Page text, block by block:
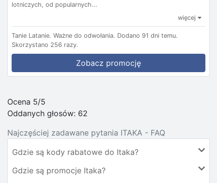
lotniczych, od popularnych...
więcej
Tanie Latanie. Ważne do odwołania. Dodano 91 dni temu.
Skorzystano 256 razy.
Zobacz promocję
Ocena 5/5
Oddanych głosów: 62
Najczęściej zadawane pytania ITAKA - FAQ
Gdzie są kody rabatowe do Itaka?
Gdzie są promocje Itaka?